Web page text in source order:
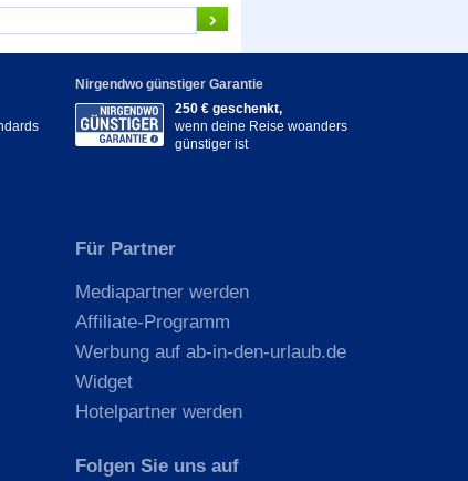
Nirgendwo günstiger Garantie
250 € geschenkt,
wenn deine Reise woanders
günstiger ist
Für Partner
Mediapartner werden
Affiliate-Programm
Werbung auf ab-in-den-urlaub.de
Widget
Hotelpartner werden
Folgen Sie uns auf